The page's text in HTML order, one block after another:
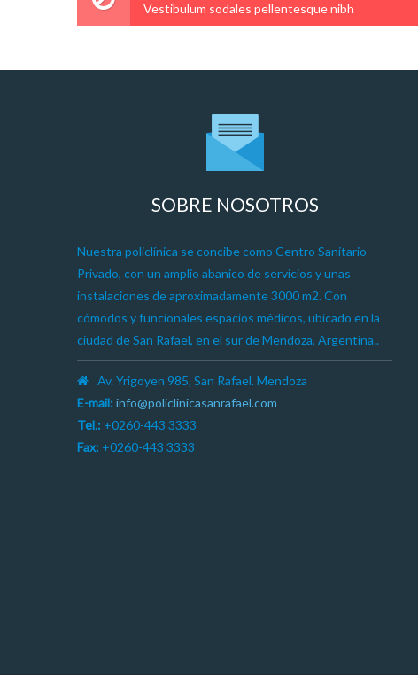
Vestibulum sodales pellentesque nibh
SOBRE NOSOTROS
Nuestra policlínica se concibe como Centro Sanitario
Privado, con un amplio abanico de servicios y unas
instalaciones de aproximadamente 3000 m2. Con
cómodos y funcionales espacios médicos, ubicado en la
ciudad de San Rafael, en el sur de Mendoza, Argentina..
Av. Yrigoyen 985, San Rafael. Mendoza
E-mail: info@policlinicasanrafael.com
Tel.: +0260-443 3333
Fax: +0260-443 3333